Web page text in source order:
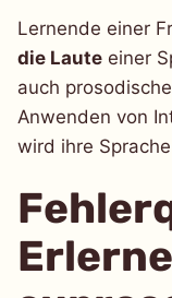
Lernende einer
die Laute einer
auch
Anwenden von
wird ihre Sprache